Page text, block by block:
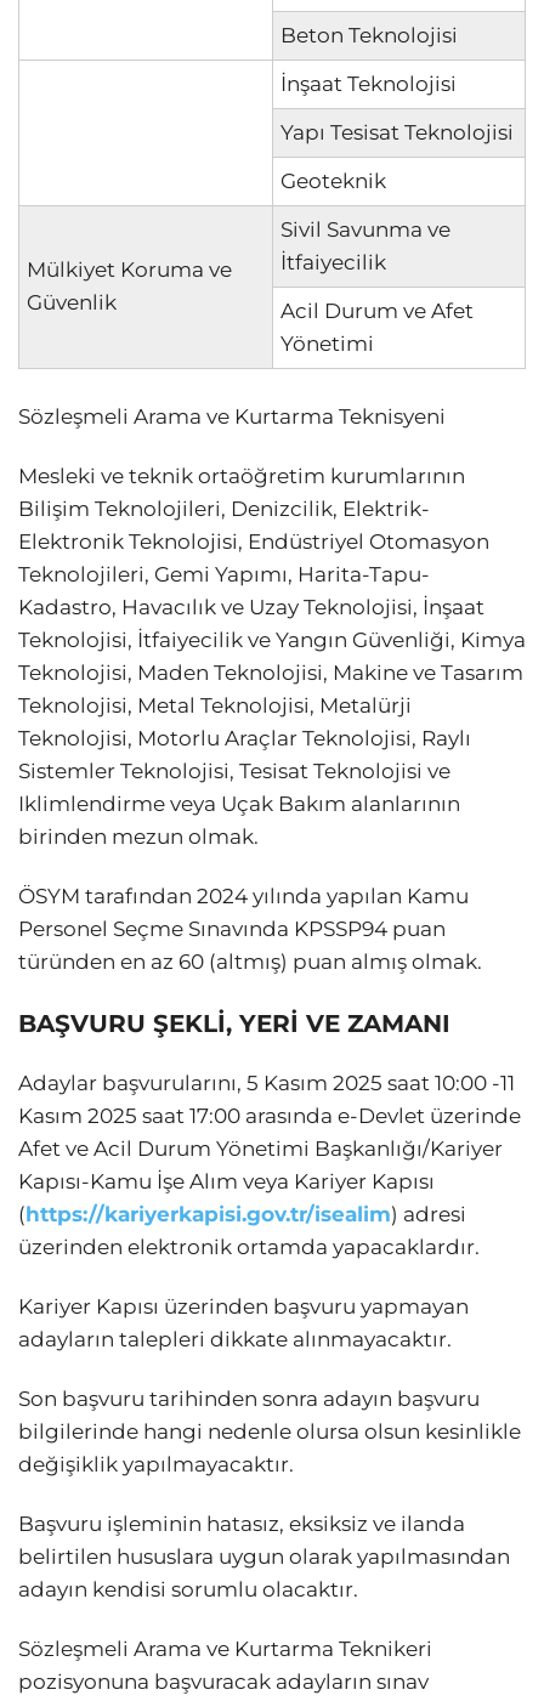
Beton Teknolojisi
İnşaat Teknolojisi
Yapı Tesisat Teknolojisi
Geoteknik
Mülkiyet Koruma ve
Güvenlik
Sivil Savunma ve
İtfaiyecilik
Acil Durum ve Afet
Yönetimi
Sözleşmeli Arama ve Kurtarma Teknisyeni
Mesleki ve teknik ortaöğretim kurumlarının
Bilişim Teknolojileri, Denizcilik, Elektrik-
Elektronik Teknolojisi, Endüstriyel Otomasyon
Teknolojileri, Gemi Yapımı, Harita-Tapu-
Kadastro, Havacılık ve Uzay Teknolojisi, İnşaat
Teknolojisi, İtfaiyecilik ve Yangın Güvenliği, Kimya
Teknolojisi, Maden Teknolojisi, Makine ve Tasarım
Teknolojisi, Metal Teknolojisi, Metalürji
Teknolojisi, Motorlu Araçlar Teknolojisi, Raylı
Sistemler Teknolojisi, Tesisat Teknolojisi ve
Iklimlendirme veya Uçak Bakım alanlarının
birinden mezun olmak.
ÖSYM tarafından 2024 yılında yapılan Kamu
Personel Seçme Sınavında KPSSP94 puan
türünden en az 60 (altmış) puan almış olmak.
BAŞVURU ŞEKLİ, YERİ VE ZAMANI
Adaylar başvurularını, 5 Kasım 2025 saat 10:00 -11
Kasım 2025 saat 17:00 arasında e-Devlet üzerinde
Afet ve Acil Durum Yönetimi Başkanlığı/Kariyer
Kapısı-Kamu İşe Alım veya Kariyer Kapısı
(https://kariyerkapisi.gov.tr/isealim) adresi
üzerinden elektronik ortamda yapacaklardır.
Kariyer Kapısı üzerinden başvuru yapmayan
adayların talepleri dikkate alınmayacaktır.
Son başvuru tarihinden sonra adayın başvuru
bilgilerinde hangi nedenle olursa olsun kesinlikle
değişiklik yapılmayacaktır.
Başvuru işleminin hatasız, eksiksiz ve ilanda
belirtilen hususlara uygun olarak yapılmasından
adayın kendisi sorumlu olacaktır.
Sözleşmeli Arama ve Kurtarma Teknikeri
pozisyonuna başvuracak adayların sınav